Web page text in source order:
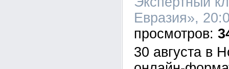
Евразия»,
30 августа в